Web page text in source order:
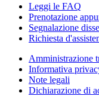
Leggi le FAQ
Prenotazione
Segnalazione
Richiesta
Amministrazione
Informativa
Note legali
Dichiarazione di